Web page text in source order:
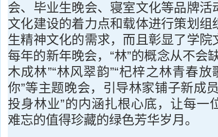
会、毕业生晚会、寝室文化等品牌活
文化建设的着力点和载体进行策划组
生精神文化的需求，而且彰显了学院
每年的新年晚会，“林”的概念从不会
木成林”“林风翠韵”“杞梓之林青春放
你”等主题晚会，引导林家铺子新成
投身林业”的内涵扎根心底，让每一
难忘的值得珍藏的绿色芳华岁月。